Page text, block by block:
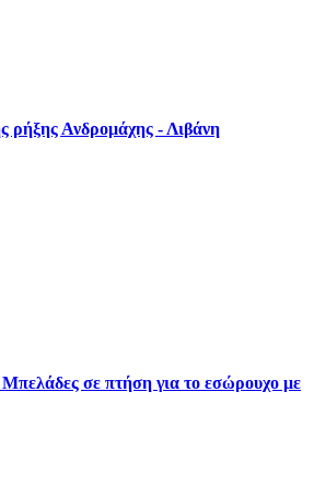
ρήξης Ανδρομάχης - Λιβάνη
σε πτήση για το εσώρουχο με